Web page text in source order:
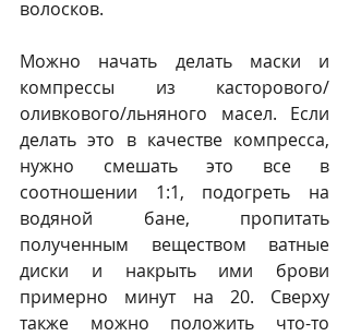
волосков.
Можно начать делать маски и
компрессы из касторового/
оливкового/льняного масел. Если
делать это в качестве компресса,
нужно смешать это все в
соотношении 1:1, подогреть на
водяной бане, пропитать
полученным веществом ватные
диски и накрыть ими брови
примерно минут на 20. Сверху
также можно положить что-то